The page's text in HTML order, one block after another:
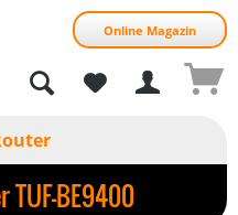
Online Magazin
TUF-BE9400